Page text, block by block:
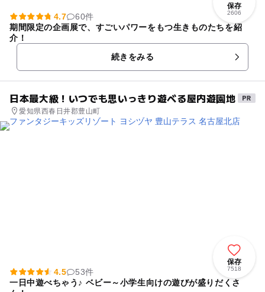
保存
2606
4.7
60件
期間限定の企画展で、すごいパワーをもつ生きものたちを紹
介！
続きをみる
日本最大級！いつでも思いっきり遊べる屋内遊園地
愛知県西春日井郡豊山町
保存
7518
4.5
53件
一日中遊べちゃう♪ ベビー～小学生向けの遊びが盛りだくさ